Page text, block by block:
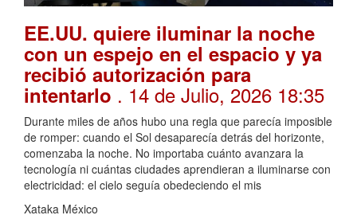
EE.UU. quiere iluminar la noche
con un espejo en el espacio y ya
recibió autorización para
intentarlo . 14 de Julio, 2026 18:35
Durante miles de años hubo una regla que parecía imposible
de romper: cuando el Sol desaparecía detrás del horizonte,
comenzaba la noche. No importaba cuánto avanzara la
tecnología ni cuántas ciudades aprendieran a iluminarse con
electricidad: el cielo seguía obedeciendo el mis
Xataka México